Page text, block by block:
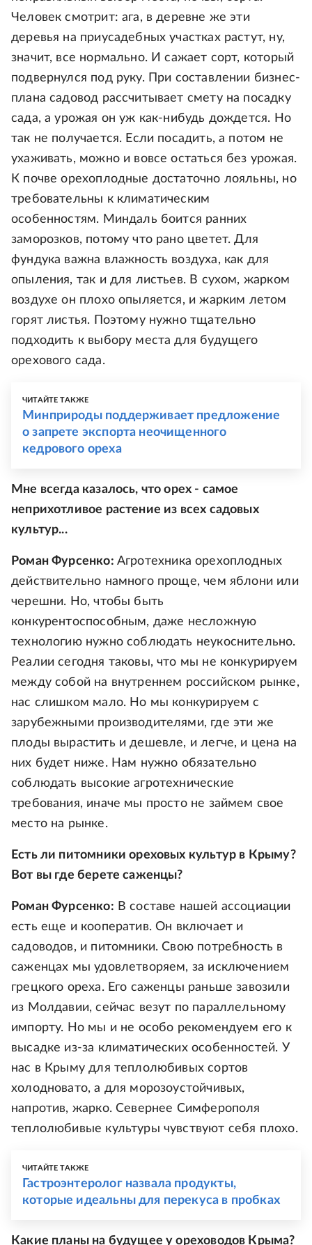
Человек смотрит: ага, в деревне же эти
деревья на приусадебных участках растут, ну,
значит, все нормально. И сажает сорт, который
подвернулся под руку. При составлении бизнес-
плана садовод рассчитывает смету на посадку
сада, а урожая он уж как-нибудь дождется. Но
так не получается. Если посадить, а потом не
ухаживать, можно и вовсе остаться без урожая.
К почве орехоплодные достаточно лояльны, но
требовательны к климатическим
особенностям. Миндаль боится ранних
заморозков, потому что рано цветет. Для
фундука важна влажность воздуха, как для
опыления, так и для листьев. В сухом, жарком
воздухе он плохо опыляется, и жарким летом
горят листья. Поэтому нужно тщательно
подходить к выбору места для будущего
орехового сада.
ЧИТАЙТЕ ТАКЖЕ
Минприроды поддерживает предложение
о запрете экспорта неочищенного
кедрового ореха
Мне всегда казалось, что орех - самое
неприхотливое растение из всех садовых
культур...
Роман Фурсенко: Агротехника орехоплодных
действительно намного проще, чем яблони или
черешни. Но, чтобы быть
конкурентоспособным, даже несложную
технологию нужно соблюдать неукоснительно.
Реалии сегодня таковы, что мы не конкурируем
между собой на внутреннем российском рынке,
нас слишком мало. Но мы конкурируем с
зарубежными производителями, где эти же
плоды вырастить и дешевле, и легче, и цена на
них будет ниже. Нам нужно обязательно
соблюдать высокие агротехнические
требования, иначе мы просто не займем свое
место на рынке.
Есть ли питомники ореховых культур в Крыму?
Вот вы где берете саженцы?
Роман Фурсенко: В составе нашей ассоциации
есть еще и кооператив. Он включает и
садоводов, и питомники. Свою потребность в
саженцах мы удовлетворяем, за исключением
грецкого ореха. Его саженцы раньше завозили
из Молдавии, сейчас везут по параллельному
импорту. Но мы и не особо рекомендуем его к
высадке из-за климатических особенностей. У
нас в Крыму для теплолюбивых сортов
холодновато, а для морозоустойчивых,
напротив, жарко. Севернее Симферополя
теплолюбивые культуры чувствуют себя плохо.
ЧИТАЙТЕ ТАКЖЕ
Гастроэнтеролог назвала продукты,
которые идеальны для перекуса в пробках
Какие планы на будущее у ореховодов Крыма?